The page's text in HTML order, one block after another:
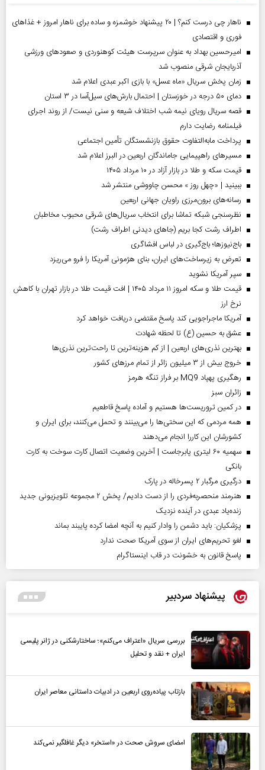
ناهار چی درست کنم؟ | ۲۰ پیشنهاد خوشمزه و ساده برای ناهار امروز + غذاهای
فوری و اقتصادی
امیرحسین بهداد به عنوان سرپرست هیئت کوهنوردی و صعودهای ورزشی
آذربایجان شرقی منصوب شد
زمان پخش سریال «ماه عسل» با بازی اکبر عبدی اعلام شد
دمای ۵۰ درجه در خوزستان | احتمال بارش‌های سیل‌آسا در ۳ استان
قصه سریال رویای نیمه شب اختلاف شیعه و سنی نیست/ از روند اجرای
فیلمنامه رضایت دارم
پرداخت مابه‌التفاوت حقوق بازنشستگان تأمین اجتماعی
مسیر‌های راهپیمایی جاماندگان اربعین در البرز اعلام شد
قیمت سکه و طلا در بازار آزاد در ۱۰ مرداد ۱۴۰۵
ببینید | «چهل روز » محسن چاووشی منتشر شد
رسانه‌های برون‌مرزی راویان جهانی اربعین
نظرسنجی شبکه تماشا برای انتخاب سریال‌های شرقی محبوب مخاطبان
اطراف رشت کجا بریم (جاهای دیدنی اطراف رشت)
باج‌نیوزها؛ باج‌گیری در لباس افشاگری
تعرض به زیرساخت‌های ایران، بنای هژمونی آمریکا را فرو می‌ریزد
سپر آمریکا نشوید
قیمت طلا و سکه امروز ۱۱ مرداد ۱۴۰۵ | افت قیمت طلا در بازار تهران با کاهش
نرخ ارز
آمریکا ماجراجویی کند پاسخ مقتضی دریافت خواهد کرد
عشق به حسین (ع) تا لحظه شهادت
بهترین نذری‌های اربعین | از کم هزینه‌ترین تا راحت‌ترین نذری‌ها
خروج بیش از ۳ میلیون زائر از تمام مرز‌های کشور
رهگیری پهپاد MQ9 بر فراز تنگه هرمز
‌زائران سبز
در کمین تروریست‌ها هستیم و آماده پاسخ قاطعیم
همه مردمی که این سختی‌ها را می‌بینند و تحمل می‌کنند، برای ایران و
کشورشان این کاررا انجام می‌دهند
سهمیه ۶۰ لیتری پابرجاست | آخرین وضعیت اتصال کارت سوخت به کارت
بانکی
درگیری مرگبار ۲ پسرخاله در پارک
هنرمند منحصر‌به‌فردی را از دست دادیم/ پخش ۲ مجموعه تلویزیونی جدید
زنده‌یاد عبدی در آینده نزدیک
پزشکیان: باید دشمن را وادار کنیم به آنچه امضا کرده پایبند بماند
لغو تحریم‌های ایران از سوی آمریکا صحت ندارد
پاسخ قانون به خشونت در قاب اینستاگرام
پیشنهاد سردبیر
بررسی سریال «اعتراف می‌کنم»؛ ساختارشکنی در ژانر پلیسی
ایران + نقد و تحلیل
بازتاب پیاده‌روی اربعین در ادبیات داستانی معاصر ایران
امضای سروش صحت در «استخر» دیگر غافلگیر نمی‌کند